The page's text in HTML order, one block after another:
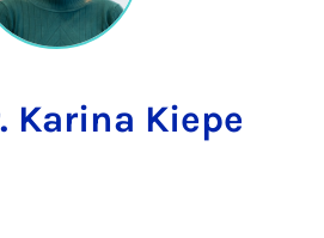
Karina Kiepe